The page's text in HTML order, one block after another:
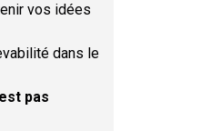
vos idées
dans le
pas